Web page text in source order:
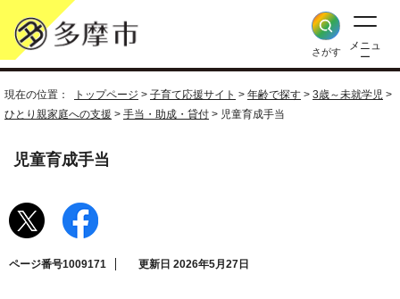
さがす
メニュ
ー
現在の位置： トップページ > 子育て応援サイト > 年齢で探す > 3歳～未就学児 >
ひとり親家庭への支援 > 手当・助成・貸付 > 児童育成手当
児童育成手当
ページ番号1009171 更新日 2026年5月27日